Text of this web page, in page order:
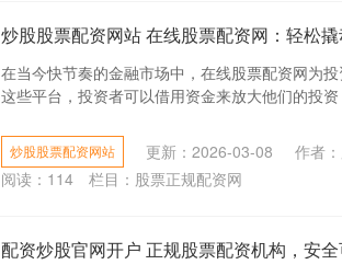
炒股股票配资网站 在线股票配资网：轻松
在当今快节奏的金融市场中，在线股票配资网为
这些平台，投资者可以借用资金来放大他们的投
炒股股票配资网站 更新：2026-03-08
作者
阅读： 114 栏目： 股票正规配资网
配资炒股官网开户 正规股票配资机构，安